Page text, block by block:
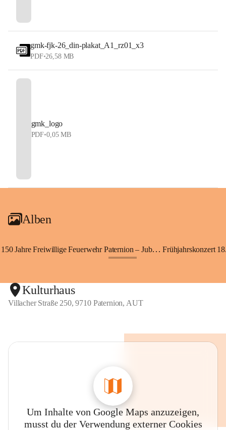
gmk-fjk-26_din-plakat_A1_rz01_x3
PDF•26,58 MB
gmk_logo
PDF•0,05 MB
Alben
150 Jahre Freiwillige Feuerwehr Paternion – Jubiläumsfest Frühjahrskonzert
Kulturhaus
Villacher Straße 250, 9710 Paternion, AUT
Um Inhalte von Google Maps anzuzeigen,
musst du der Verwendung externer Cookies